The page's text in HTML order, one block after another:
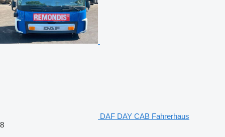
DAF DAY CAB Fahrerhaus
8